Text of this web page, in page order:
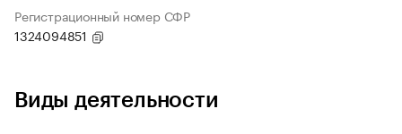
Регистрационный номер СФР
1324094851
Виды деятельности